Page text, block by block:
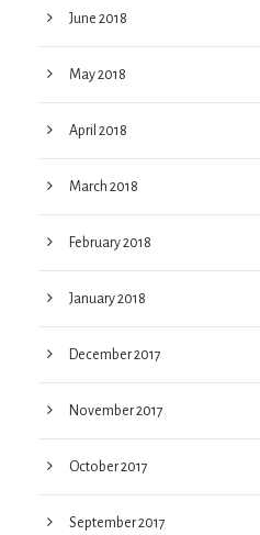
June 2018
May 2018
April 2018
March 2018
February 2018
January 2018
December 2017
November 2017
October 2017
September 2017